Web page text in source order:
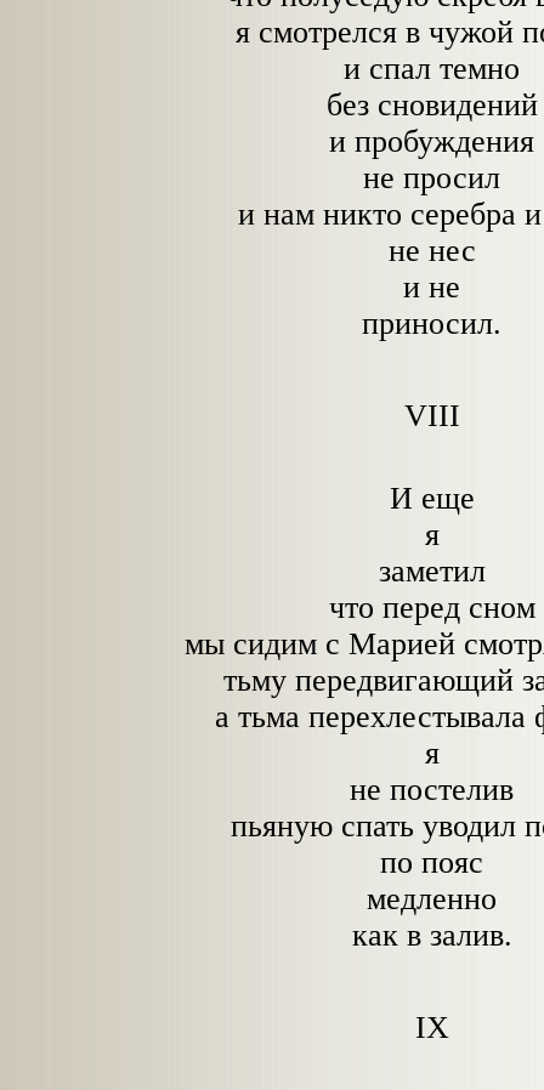
я смотрелся в чужой
и спал темно
без сновидений
и пробуждения
не просил
и нам никто серебра
не нес
и не
приносил.
VIII
И еще
я
заметил
что перед сном
мы сидим с Марией
тьму передвигающий
а тьма перехлестывала
я
не постелив
пьяную спать уводил
по пояс
медленно
как в залив.
IX